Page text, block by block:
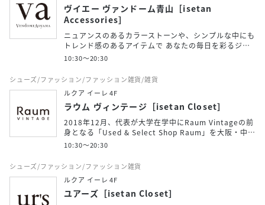
ヴイエー ヴァンドーム青山［isetan
Accessories］
ニュアンスのあるカラーストーンや、シンプルな中にも
トレンド感のあるアイテムで あなたの毎日を彩るジ…
10:30～20:30
シューズ/ファッション/ファッション雑貨/雑貨
ルクア イーレ 4F
ラウム ヴィンテージ［isetan Closet］
2018年12月、代表が大学在学中にRaum Vintageの前
身となる「Used & Select Shop Raum」を大阪・中…
10:30～20:30
シューズ/ファッション/ファッション雑貨
ルクア イーレ 4F
ユアーズ［isetan Closet］